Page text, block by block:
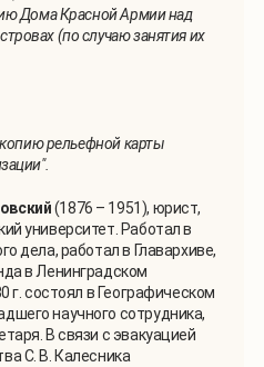
Дома Красной Армии над
(по случаю занятия их
рельефной карты
(1876 – 1951), юрист,
университет. Работал в
дела, работал в Главархиве,
в Ленинградском
г. состоял в Географическом
научного сотрудника,
В связи с эвакуацией
С. В. Калесника